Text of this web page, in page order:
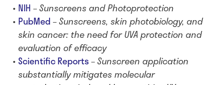
NIH –Sunscreens and Photoprotection
PubMed –Sunscreens, skin photobiology, and
skin cancer: the need for UVA protection and
evaluation of efficacy
Scientific Reports–Sunscreen application
substantially mitigates molecular